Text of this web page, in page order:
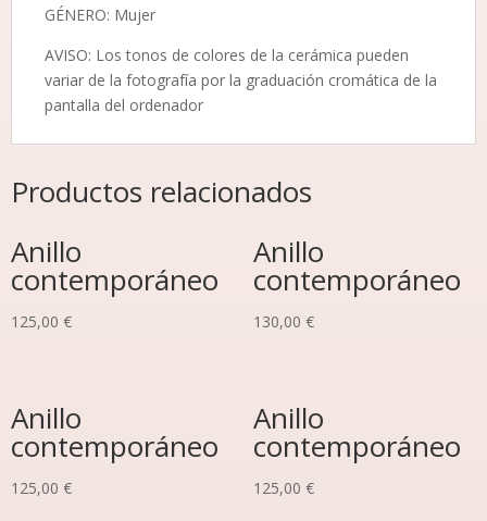
GÉNERO: Mujer
AVISO: Los tonos de colores de la cerámica pueden
variar de la fotografía por la graduación cromática de la
pantalla del ordenador
Productos relacionados
Anillo
contemporáneo
125,00 €
Anillo
contemporáneo
130,00 €
Anillo
contemporáneo
125,00 €
Anillo
contemporáneo
125,00 €